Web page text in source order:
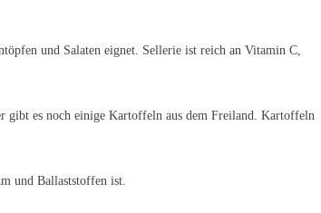
und Salaten eignet. Sellerie ist reich an Vitamin C,
gibt es noch einige Kartoffeln aus dem Freiland. Kartoffeln
und Ballaststoffen ist.